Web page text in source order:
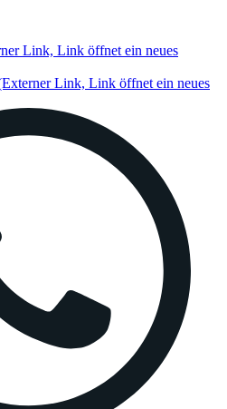
Link, Link öffnet ein neues
Link, Link öffnet ein neues